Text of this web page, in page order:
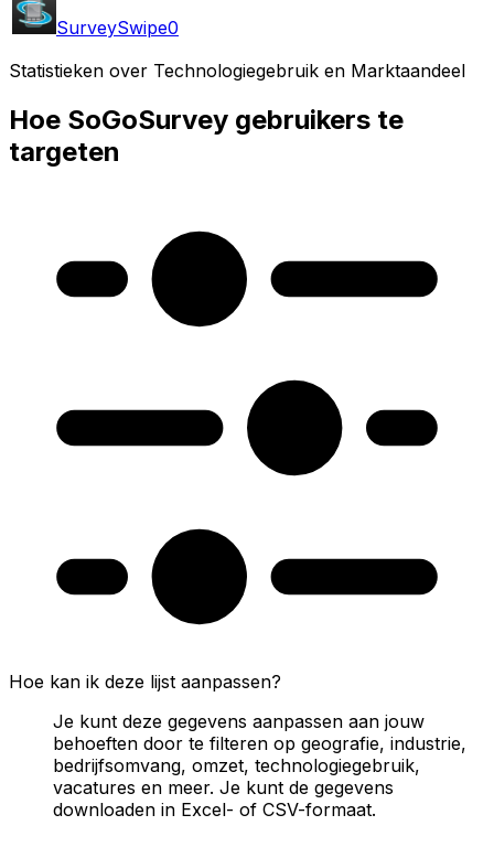
SurveySwipe0
Statistieken over Technologiegebruik en Marktaandeel
Hoe SoGoSurvey gebruikers te
targeten
Hoe kan ik deze lijst aanpassen?
Je kunt deze gegevens aanpassen aan jouw
behoeften door te filteren op geografie, industrie,
bedrijfsomvang, omzet, technologiegebruik,
vacatures en meer. Je kunt de gegevens
downloaden in Excel- of CSV-formaat.